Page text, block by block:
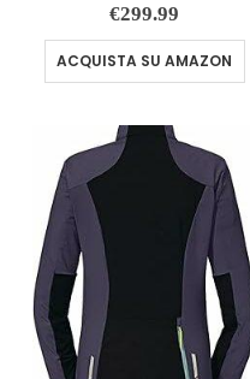
€299.99
ACQUISTA SU AMAZON